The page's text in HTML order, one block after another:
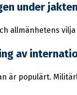
under
allmänhetens
av
är populärt.